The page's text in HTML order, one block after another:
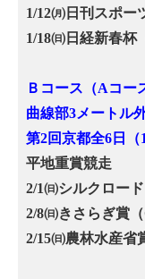
1/12㈪日刊スポー
1/18㈰日経新春杯
Ｂコース（Aコー
曲線部3メートル
第2回京都全6日（
平地重賞競走
2/1㈰シルクロー
2/8㈰きさらぎ賞
2/15㈰農林水産省